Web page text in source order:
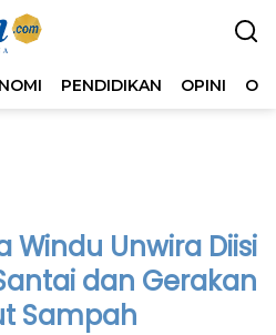
PENDIDIKAN OPINI
Windu Unwira Diisi
dan Gerakan
Sampah